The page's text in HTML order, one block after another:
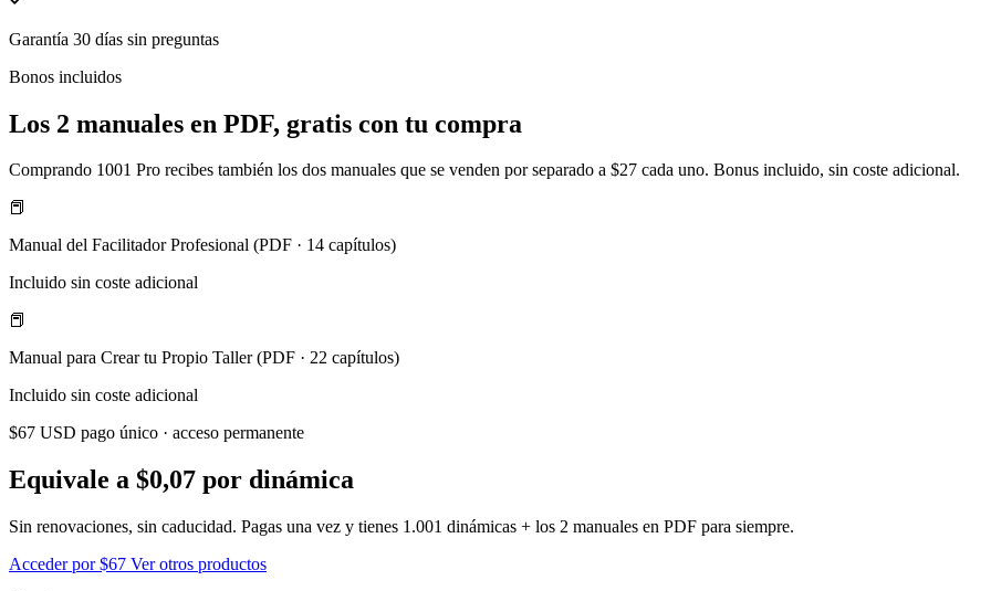
Garantía 30 días sin preguntas
Bonos incluidos
Los 2 manuales en PDF, gratis con tu compra
Comprando 1001 Pro recibes también los dos manuales que se venden por separado a $27 cada uno. Bonus incluido, sin coste adicional.
📕
Manual del Facilitador Profesional (PDF · 14 capítulos)
Incluido sin coste adicional
📕
Manual para Crear tu Propio Taller (PDF · 22 capítulos)
Incluido sin coste adicional
$67 USD pago único · acceso permanente
Equivale a $0,07 por dinámica
Sin renovaciones, sin caducidad. Pagas una vez y tienes 1.001 dinámicas + los 2 manuales en PDF para siempre.
Acceder por $67 Ver otros productos